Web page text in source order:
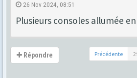
26 Nov 2024, 08:51
Plusieurs consoles allumée
Répondre Précédente